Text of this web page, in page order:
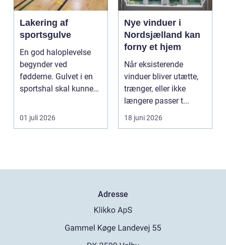
Lakering af
sportsgulve
En god haloplevelse
begynder ved
fødderne. Gulvet i en
sportshal skal kunne
ma...
01 juli 2026
Nye vinduer i
Nordsjælland kan
forny et hjem
Når eksisterende
vinduer bliver utætte,
trænger, eller ikke
længere passer t...
18 juni 2026
Adresse